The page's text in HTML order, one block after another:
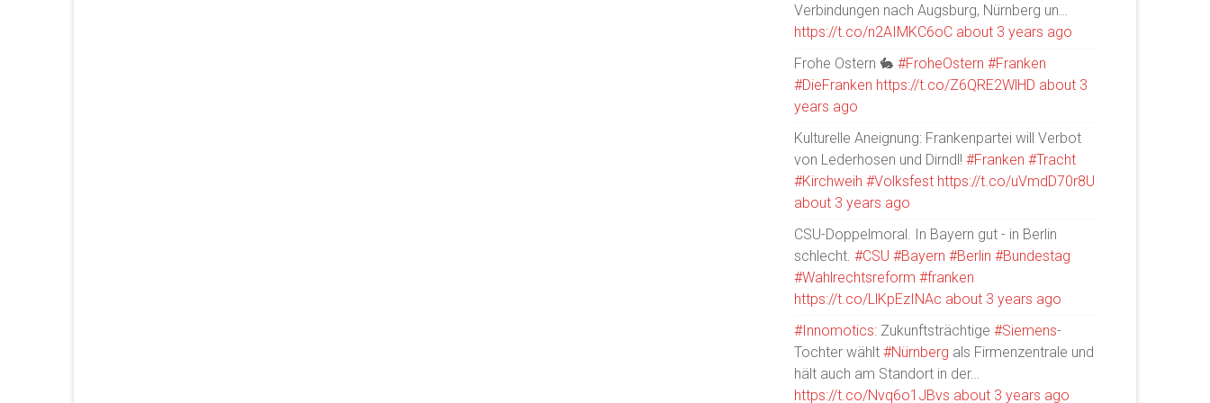
Verbindungen nach Augsburg, Nürnberg un…
https://t.co/n2AIMKC6oC about 3 years ago
Frohe Ostern 🐇#FroheOstern #Franken
#DieFranken https://t.co/Z6QRE2WlHD about 3
years ago
Kulturelle Aneignung: Frankenpartei will Verbot
von Lederhosen und Dirndl!#Franken #Tracht
#Kirchweih #Volksfest https://t.co/uVmdD70r8U
about 3 years ago
CSU-Doppelmoral. In Bayern gut - in Berlin
schlecht.#CSU #Bayern #Berlin #Bundestag
#Wahlrechtsreform #franken
https://t.co/LlKpEzINAc about 3 years ago
#Innomotics: Zukunftsträchtige#Siemens-
Tochter wählt#Nürnberg als Firmenzentrale und
hält auch am Standort in der…
https://t.co/Nvq6o1JBvs about 3 years ago